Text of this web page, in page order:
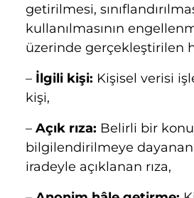
getirilmesi,
kullanılmasının
üzerinde gerçekleştirilen
– İlgili kişi: Kişisel verisi
kişi,
– Açık rıza: Belirli bir
bilgilendirilmeye
iradeyle açıklanan rıza,